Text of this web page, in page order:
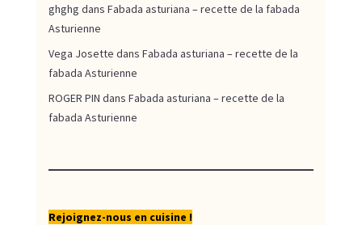
ghghg dans Fabada asturiana – recette de la fabada
Asturienne
Vega Josette dans Fabada asturiana – recette de la
fabada Asturienne
ROGER PIN dans Fabada asturiana – recette de la
fabada Asturienne
Rejoignez-nous en cuisine !